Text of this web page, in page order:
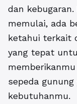
dan
memulai, ada
ketahui terkait
yang tepat
sepeda
kebutuhanmu.